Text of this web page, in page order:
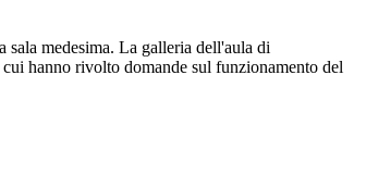
medesima. La galleria dell'aula di
hanno rivolto domande sul funzionamento del